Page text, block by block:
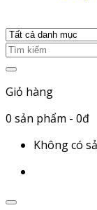
Giỏ hàng
0 sản phẩm - 0đ
Không có